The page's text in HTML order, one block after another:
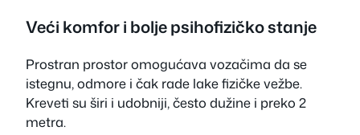
Veći komfor i bolje psihofizičko stanje
Prostran prostor omogućava vozačima da se
istegnu, odmore i čak rade lake fizičke vežbe.
Kreveti su širi i udobniji, često dužine i preko 2
metra.